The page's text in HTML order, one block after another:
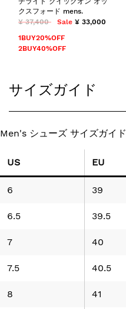
クスフォード mens.
¥ 37,400
Sale ¥ 33,000
1BUY20%OFF
2BUY40%OFF
サイズガイド
Men's シューズ サイズガイド
US EU
6 39
6.5 39.5
7 40
7.5 40.5
8 41